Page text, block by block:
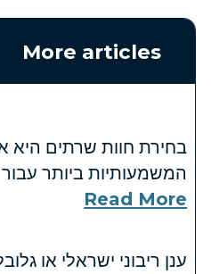
More articles
בחירת חוות שרתים
המשמעותיות ביותר עבור
Read More